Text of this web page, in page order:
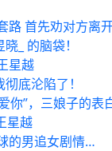
路 首先劝对方离
_ 的脑袋！
星越
底沦陷了！
你”，三娘子的
星越
的男追女剧情…